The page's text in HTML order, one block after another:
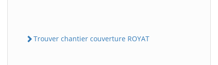
Trouver chantier couverture ROYAT